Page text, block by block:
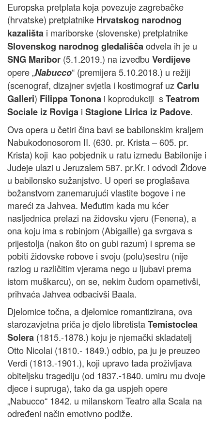
Europska pretplata koja povezuje zagrebačke
(hrvatske) pretplatnike Hrvatskog narodnog
kazališta i mariborske (slovenske) pretplatnike
Slovenskog narodnog gledališčaodvela ih je u
SNG Maribor (5.1.2019.) na izvedbu Verdijeve
opere „Nabucco“ (premijera 5.10.2018.) u režiji
(scenograf, dizajner svjetla i kostimograf uz Carlu
Galleri) Filippa Tonona i koprodukciji sTeatrom
Sociale iz Roviga i Stagione Lirica iz Padove.
Ova opera u četiri čina bavi se babilonskim kraljem
Nabukodonosorom II. (630. pr. Krista – 605. pr.
Krista) koji kao pobjednik u ratu između Babilonije i
Judeje ulazi u Jeruzalem 587. pr.Kr. i odvodi Židove
u babilonsko sužanjstvo. U operi se proglašava
božanstvom zanemarujući vlastite bogove i ne
mareći za Jahvea. Međutim kada mu kćer
nasljednica prelazi na židovsku vjeru (Fenena), a
ona koju ima s robinjom (Abigaille) ga svrgava s
prijestolja (nakon što on gubi razum) i sprema se
pobiti židovske robove i svoju (polu)sestru (nije
razlog u različitim vjerama nego u ljubavi prema
istom muškarcu), on se, nekim čudom opametivši,
prihvaća Jahvea odbacivši Baala.
Djelomice točna, a djelomice romantizirana, ova
starozavjetna priča je djelo libretistaTemistoclea
Solera (1815.-1878.) koju je njemački skladatelj
Otto Nicolai (1810.- 1849.) odbio, pa ju je preuzeo
Verdi (1813.-1901.), koji upravo tada proživljava
obiteljsku tragediju (od 1837.-1840. umiru mu dvoje
djece i supruga), tako da ga uspjeh opere
„Nabucco“ 1842. u milanskom Teatro alla Scala na
određeni način emotivno podiže.